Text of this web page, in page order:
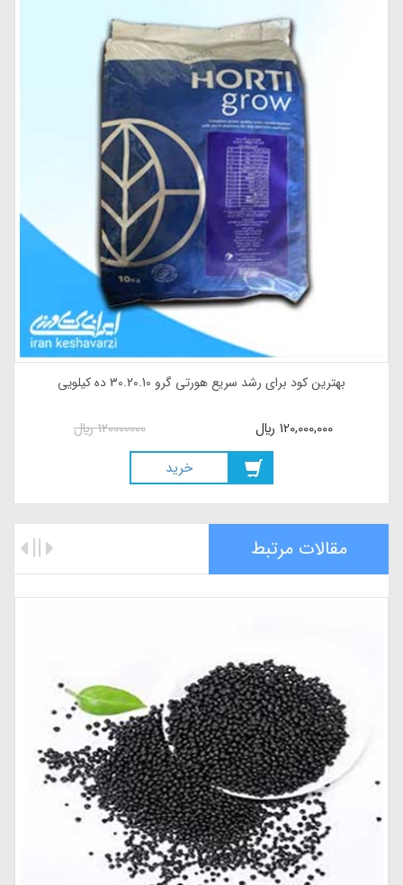
بهترین کود برای رشد سریع هورتی گرو 30.20.10 ده کیلویی
120000000ريال 120,000,000 ريال
خريد
مقالات مرتبط